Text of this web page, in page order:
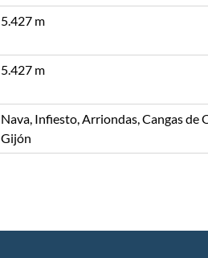
5.427 m
5.427 m
Nava, Infiesto, Arriondas, Cangas de
Gijón